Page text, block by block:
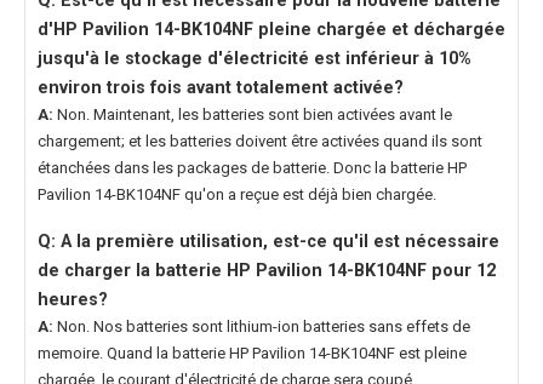
d'HP Pavilion 14-BK104NF pleine chargée et déchargée
jusqu'à le stockage d'électricité est inférieur à 10%
environ trois fois avant totalement activée?
A: Non. Maintenant, les batteries sont bien activées avant le
chargement; et les batteries doivent être activées quand ils sont
étanchées dans les packages de batterie. Donc la batterie HP
Pavilion 14-BK104NF qu'on a reçue est déjà bien chargée.
Q: A la première utilisation, est-ce qu'il est nécessaire
de charger la batterie HP Pavilion 14-BK104NF pour 12
heures?
A: Non. Nos batteries sont lithium-ion batteries sans effets de
memoire. Quand la batterie HP Pavilion 14-BK104NF est pleine
chargée, le courant d'électricité de charge sera coupé